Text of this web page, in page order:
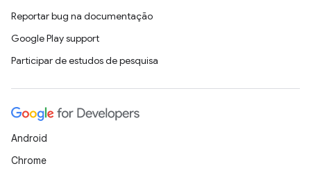
Reportar bug na documentação
Google Play support
Participar de estudos de pesquisa
Android
Chrome